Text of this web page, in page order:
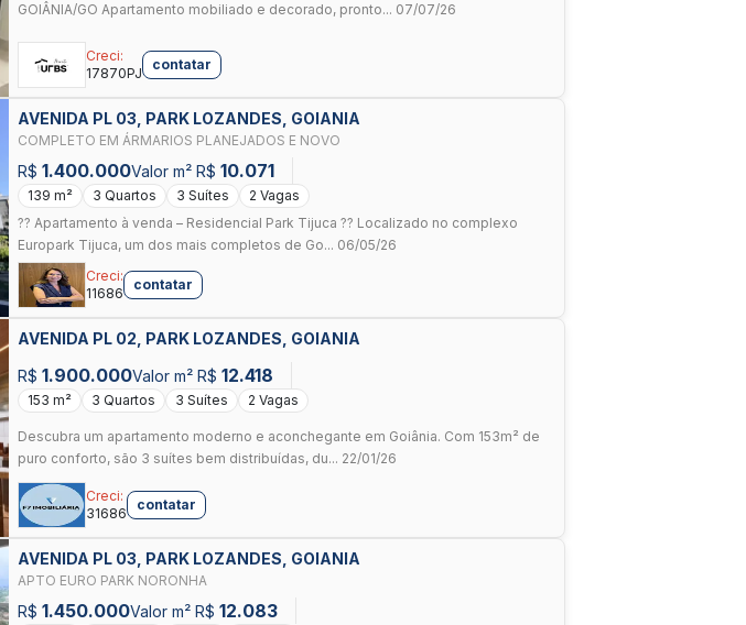
GOIÂNIA/GO Apartamento mobiliado e decorado, pronto... 07/07/26
Creci:
17870PJ
contatar
AVENIDA PL 03, PARK LOZANDES, GOIANIA
COMPLETO EM ÁRMARIOS PLANEJADOS E NOVO
R$ 1.400.000Valor m² R$ 10.071
139 m² 3 Quartos 3 Suítes
2 Vagas
?? Apartamento à venda – Residencial Park Tijuca ?? Localizado no complexo
Europark Tijuca, um dos mais completos de Go... 06/05/26
Creci:
11686
contatar
AVENIDA PL 02, PARK LOZANDES, GOIANIA
R$ 1.900.000Valor m² R$ 12.418
153 m² 3 Quartos 3 Suítes 2 Vagas
Descubra um apartamento moderno e aconchegante em Goiânia. Com 153m² de
puro conforto, são 3 suítes bem distribuídas, du... 22/01/26
Creci:
31686
contatar
AVENIDA PL 03, PARK LOZANDES, GOIANIA
APTO EURO PARK NORONHA
R$ 1.450.000Valor m² R$ 12.083